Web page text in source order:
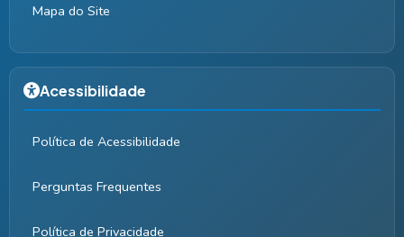
Mapa do Site
Acessibilidade
Política de Acessibilidade
Perguntas Frequentes
Política de Privacidade